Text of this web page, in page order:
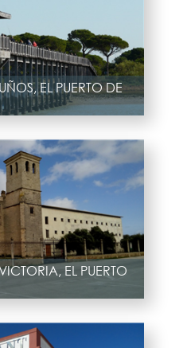
EL PUERTO DE
EL PUERTO